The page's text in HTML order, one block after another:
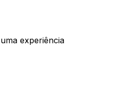
uma experiência